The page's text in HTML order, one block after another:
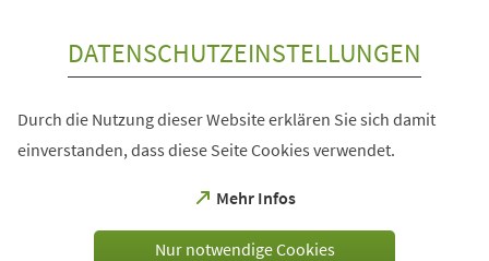
DATENSCHUTZEINSTELLUNGEN
Durch die Nutzung dieser Website erklären Sie sich damit
einverstanden, dass diese Seite Cookies verwendet.
Mehr Infos
(Öffnet
einem
Nur notwendige Cookies